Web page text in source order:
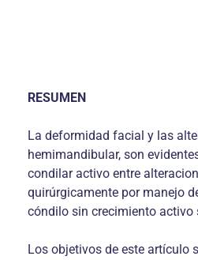
RESUMEN
La deformidad facial y las
hemimandibular, son
condilar activo entre
quirúrgicamente por manejo
cóndilo sin crecimiento activo
Los objetivos de este artículo